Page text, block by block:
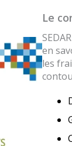
Le
en
les